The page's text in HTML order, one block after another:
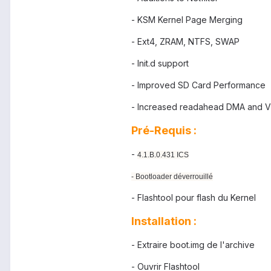
- KSM Kernel Page Merging
- Ext4, ZRAM, NTFS, SWAP
- Init.d support
- Improved SD Card Performance
- Increased readahead DMA and
Pré-Requis :
- 4.1.B.0.431 ICS
- Bootloader déverrouillé
- Flashtool pour flash du Kernel
Installation :
- Extraire boot.img de l'archive
- Ouvrir Flashtool